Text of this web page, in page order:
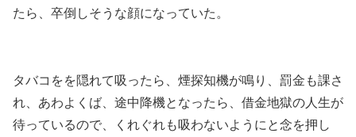
たら、卒倒しそうな顔になっていた。
タバコをを隠れて吸ったら、煙探知機が鳴り、罰金も課さ
れ、あわよくば、途中降機となったら、借金地獄の人生が
待っているので、くれぐれも吸わないようにと念を押し